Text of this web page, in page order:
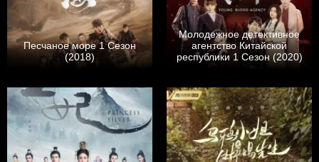
Песчаное море 1 Сезон
(2018)
Молодежное детективное
агентство Китайской
республики 1 Сезон (2020)